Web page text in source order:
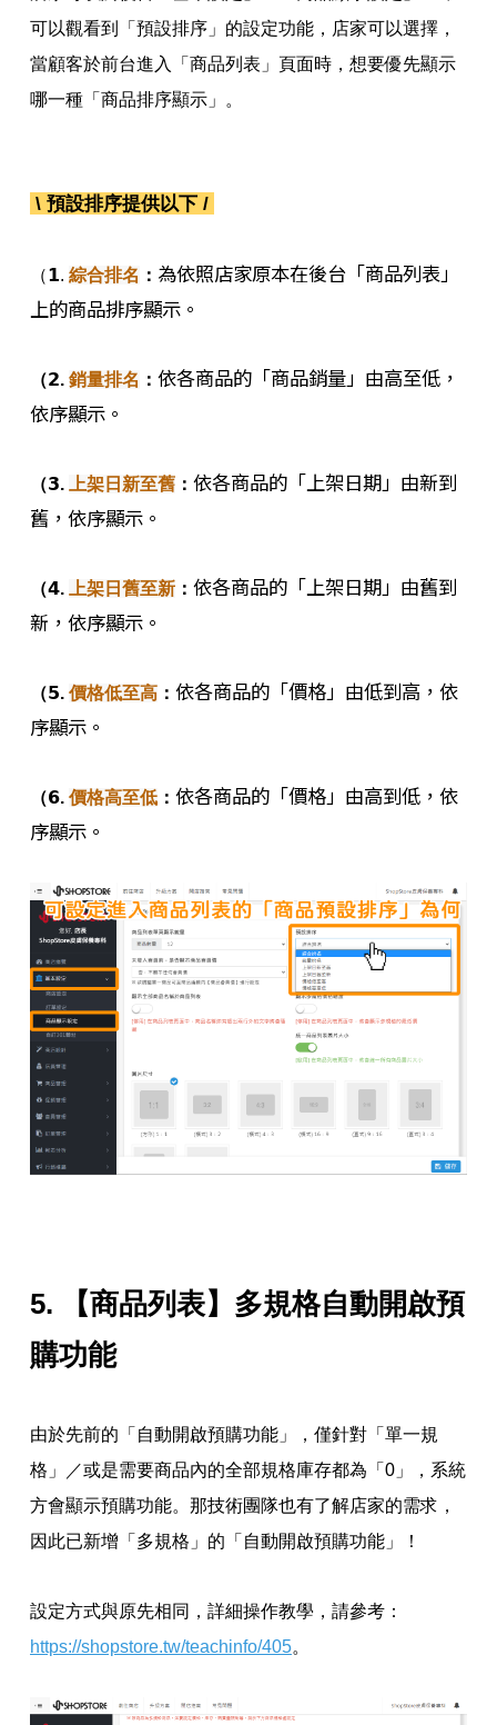
可以觀看到「預設排序」的設定功能，店家可以選擇，
當顧客於前台進入「商品列表」頁面時，想要優先顯示
哪一種「商品排序顯示」。
\ 預設排序提供以下 /
（𝟭. 綜合排名 ： 為依照店家原本在後台「商品列表」
上的商品排序顯示。
（𝟮. 銷量排名 ： 依各商品的「商品銷量」由高至低，
依序顯示。
（𝟯. 上架日新至舊 ： 依各商品的「上架日期」由新到
舊，依序顯示。
（𝟰. 上架日舊至新 ： 依各商品的「上架日期」由舊到
新，依序顯示。
（𝟱. 價格低至高 ： 依各商品的「價格」由低到高，依
序顯示。
（𝟲. 價格高至低 ： 依各商品的「價格」由高到低，依
序顯示。
5.
【商品列表】多規格自動開啟預
購功能
由於先前的「自動開啟預購功能」，僅針對「單一規
格」／或是需要商品內的全部規格庫存都為「0」，系統
方會顯示預購功能。那技術團隊也有了解店家的需求，
因此已新增「多規格」的「自動開啟預購功能」！
設定方式與原先相同，詳細操作教學，請參考：
https://shopstore.tw/teachinfo/405。